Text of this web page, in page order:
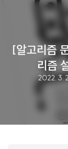
[알고리즘
리즘
2022. 3.